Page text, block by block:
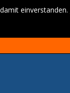
einverstanden.